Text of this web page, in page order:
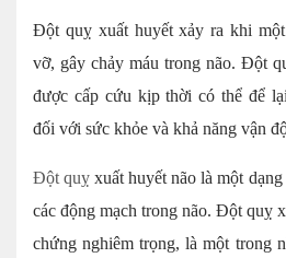
Đột quỵ xuất huyết xảy ra khi
vỡ, gây chảy máu trong não. Đột
được cấp cứu kịp thời có thể để
đối với sức khỏe và khả năng vận
Đột quỵ xuất huyết não là một
các động mạch trong não. Đột quỵ
chứng nghiêm trọng, là một trong